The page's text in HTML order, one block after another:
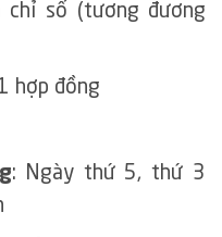
chỉ số (tương đương
hợp đồng
: Ngày thứ 5, thứ 3